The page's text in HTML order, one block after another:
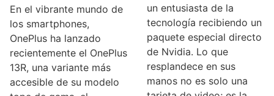
En el vibrante mundo de
los smartphones,
OnePlus ha lanzado
recientemente el OnePlus
13R, una variante más
accesible de su modelo
un entusiasta de la
tecnología recibiendo un
paquete especial directo
de Nvidia. Lo que
resplandece en sus
manos no es solo una